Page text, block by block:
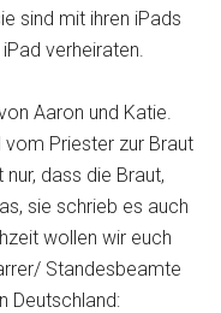
sind mit ihren iPads
verheiraten.
Aaron und Katie.
vom Priester zur Braut
dass die Braut,
sie schrieb es auch
wollen wir euch
Standesbeamte
Deutschland: